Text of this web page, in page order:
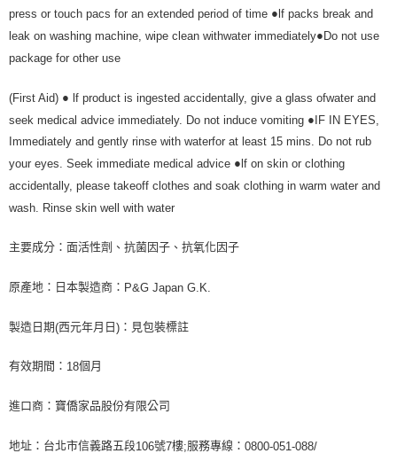
press or touch pacs for an extended period of time ● lf packs break and
leak on washing machine, wipe clean withwater immediately● Do not use
package for other use
(First Aid) ● lf product is ingested accidentally, give a glass ofwater and
seek medical advice immediately. Do not induce vomiting ●IF IN EYES,
Immediately and gently rinse with waterfor at least 15 mins. Do not rub
your eyes. Seek immediate medical advice ● lf on skin or clothing
accidentally, please takeoff clothes and soak clothing in warm water and
wash. Rinse skin well with water
主要成分：面活性劑、抗菌因子、抗氧化因子
原產地：日本製造商： P&G Japan G.K.
製造日期(西元年月日 ) ：見包裝標註
有效期間： 18個月
進口商：寶僑家品股份有限公司
地址：台北市信義路五段106號7樓;服務專線： 0800-051-088/